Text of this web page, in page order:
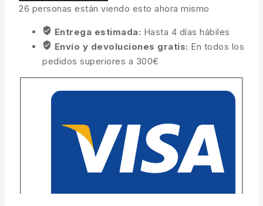
26 personas están viendo esto ahora mismo
Entrega estimada: Hasta 4 días hábiles
Envío y devoluciones gratis: En todos los
pedidos superiores a 300€